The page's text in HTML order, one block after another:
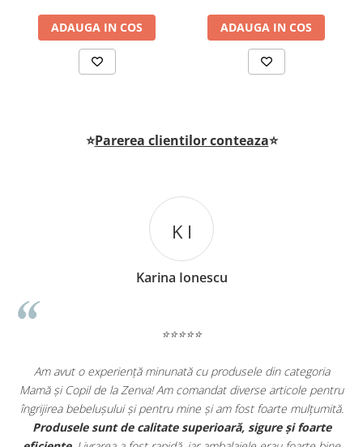
muschilor abdominali, ajuta si la definiarea liniei
taliei.
Va permite sa aveti postura corecta atunci cand
sunteti asezata si alaptati
Prevazuta cu intarituri (balene) flexibile ce
Material ce permite circulatia aerului si lasa piele
sa respire, astfel incat centura poate fi utilizata
si pe timp de vara
Ofera suport optim pentru abdomen si spate
forma initiala
Asigura o postura optima in timpul alaptarii
ADAUGA IN COS ADAUGA IN COS
⭐Parerea clientilor conteaza⭐
K I
Karina Ionescu
⭐⭐⭐⭐⭐
Am avut o experiență minunată cu produsele din categoria
Mamă și Copil de la Zenva! Am comandat diverse articole pentru
îngrijirea bebelușului și pentru mine și am fost foarte mulțumită.
Produsele sunt de calitate superioară, sigure și foarte